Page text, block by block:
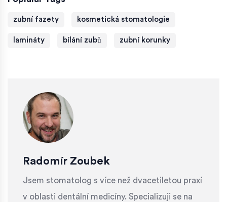
zubní fazety kosmetická stomatologie
lamináty bílání zubů zubní korunky
Radomír Zoubek
Jsem stomatolog s více než dvacetiletou praxí
v oblasti dentální medicíny. Specializuji se na